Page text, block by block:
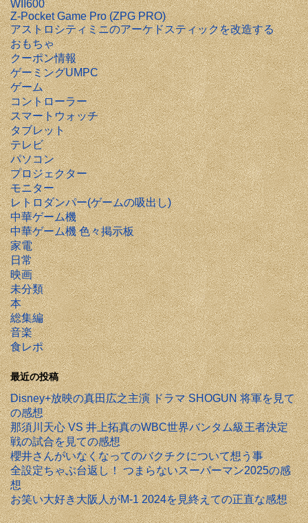
WII600
Z-Pocket Game Pro (ZPG PRO)
アストロシティミニのアーケドスティックを改造する
おもちゃ
クーポン情報
ゲーミングUMPC
ゲーム
コントローラー
スマートウォッチ
タブレット
テレビ
パソコン
プロジェクター
モニター
レトロダンパー(ゲームの吸出し)
中華ゲーム機
中華ゲーム機 色々掲示板
家電
日常
映画
未分類
本
総集編
音楽
食レポ
最近の投稿
Disney+放映の真田広之主演 ドラマ SHOGUN 将軍を見て
の感想
那須川天心 VS 井上拓真のWBC世界バンタム級王者決定
戦の試合を見ての感想
櫻井さんがいなくなってのバクチクについて想う事
全設定ちゃぶ台返し！ つまらないスーパーマン2025の感
想
お笑い大好き大阪人がM-1 2024を見終えての正直な感想